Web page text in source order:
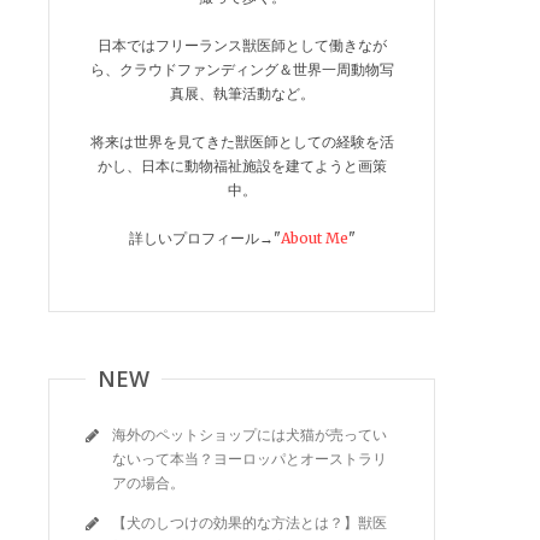
日本ではフリーランス獣医師として働きなが
ら、クラウドファンディング＆世界一周動物写
真展、執筆活動など。
将来は世界を見てきた獣医師としての経験を活
かし、日本に動物福祉施設を建てようと画策
中。
詳しいプロフィール→"About Me"
NEW
海外のペットショップには犬猫が売ってい
ないって本当？ヨーロッパとオーストラリ
アの場合。
【犬のしつけの効果的な方法とは？】獣医